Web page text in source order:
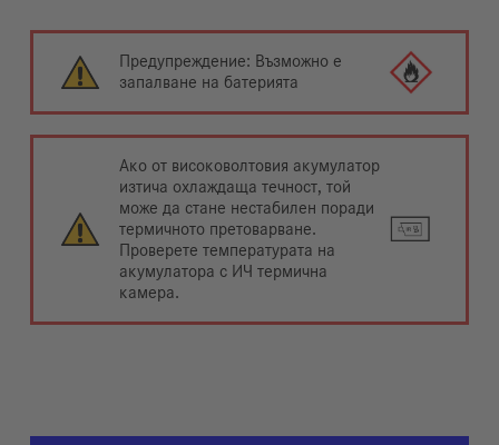
Предупреждение: Възможно е
запалване на батерията
Ако от високоволтовия акумулатор
изтича охлаждаща течност, той
може да стане нестабилен поради
термичното претоварване.
Проверете температурата на
акумулатора с ИЧ термична
камера.